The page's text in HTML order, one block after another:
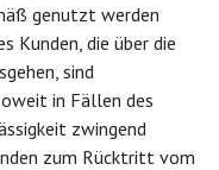
genutzt werden
Kunden, die über die
sind
in Fällen des
zwingend
zum Rücktritt vom